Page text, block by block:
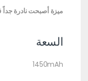
ميزة أصبحت نادرة جداً
السعة
1450mAh